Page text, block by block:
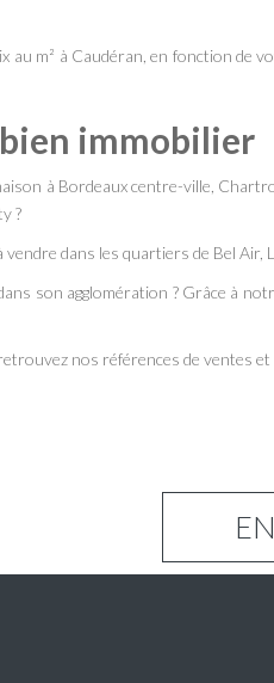
au m² à Caudéran, en fonction de
immobilier
à Bordeaux centre-ville,
?
vendre dans les quartiers de Bel Air,
son agglomération ? Grâce à
nos références de ventes